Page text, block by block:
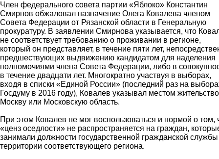
Член федерального совета партии «Яблоко» Константин
Смирнов обжаловал назначение Олега Ковалева членом
Совета Федерации от Рязанской области в Генеральную
прокуратуру. В заявлении Смирнова указывается, что
не соответствует требованию о проживании в регионе,
который он представляет, в течение пяти лет,
предшествующих выдвижению кандидатом для наделения
полномочиями члена Совета Федерации, либо в
в течение двадцати лет. Многократно участвуя в выборах,
входя в списки «Единой России» (последний раз на
Госдуму в 2016 году), Ковалев указывал местом жительство
Москву или Московскую область.
При этом Ковалев не мог воспользоваться и нормой о том,
«ценз оседлости» не распространяется на граждан,
занимали должности государственной гражданской
территории соответствующего региона.